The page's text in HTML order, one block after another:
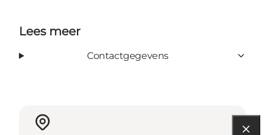
Lees meer
Contactgegevens